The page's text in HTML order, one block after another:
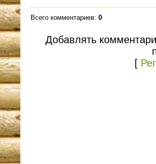
Всего комментариев: 0
Добавлять
[